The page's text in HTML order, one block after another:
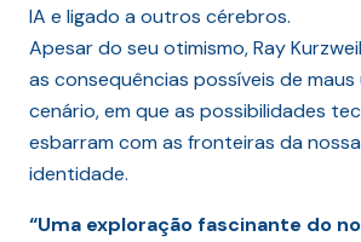
IA e ligado a outros cérebros.
Apesar do seu otimismo, Ray
as consequências possíveis de
cenário, em que as possibilidades
esbarram com as fronteiras da
identidade.
“Uma exploração fascinante do